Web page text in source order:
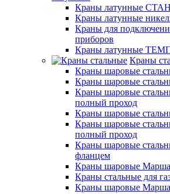
Краны латунные
Краны латунные
Краны для
приборов
Краны латунные
Краны
Краны шаровые
Краны шаровые
Краны шаровые
полный проход
Краны шаровые
Краны шаровые
полный проход
Краны шаровые
фланцем
Краны шаровые
Краны стальные для
Краны шаровые